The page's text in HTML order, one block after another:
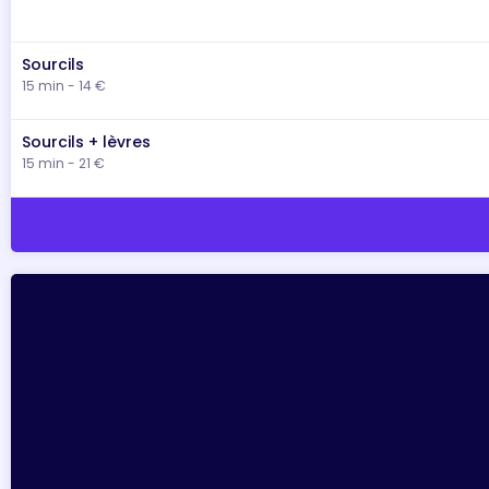
Sourcils
15 min - 14 €
Sourcils + lèvres
15 min - 21 €